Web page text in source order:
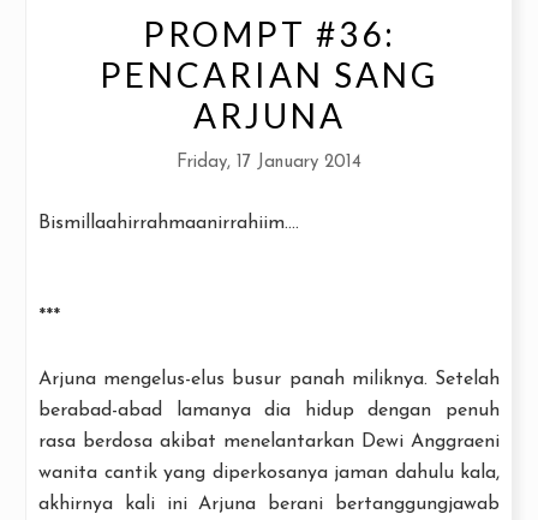
PROMPT #36:
PENCARIAN SANG
ARJUNA
Friday, 17 January 2014
Bismillaahirrahmaanirrahiim....
***
Arjuna mengelus-elus busur panah miliknya. Setelah
berabad-abad lamanya dia hidup dengan penuh
rasa berdosa akibat menelantarkan Dewi Anggraeni
wanita cantik yang diperkosanya jaman dahulu kala,
akhirnya kali ini Arjuna berani bertanggungjawab